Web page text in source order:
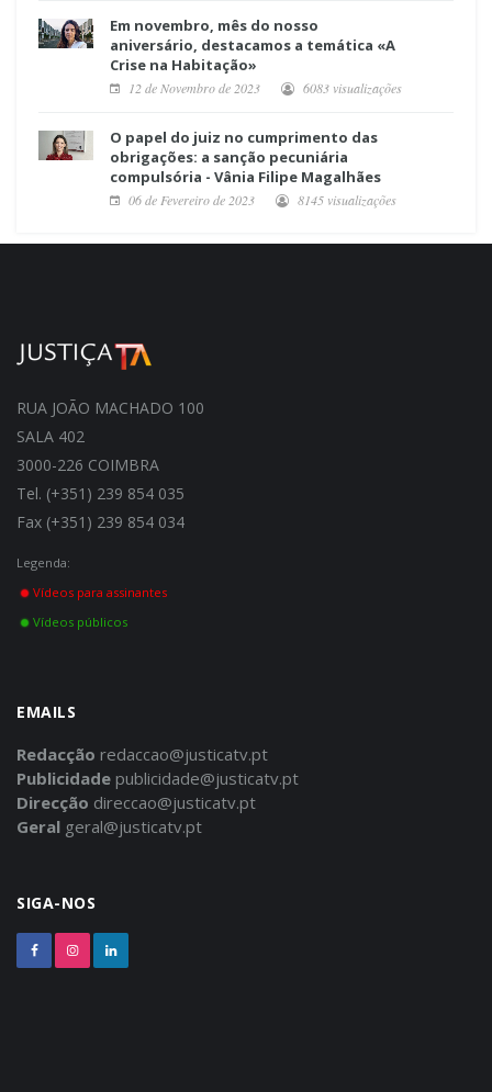
Em novembro, mês do nosso
aniversário, destacamos a temática «A
Crise na Habitação»
12 de Novembro de 2023 6083 visualizações
O papel do juiz no cumprimento das
obrigações: a sanção pecuniária
compulsória - Vânia Filipe Magalhães
06 de Fevereiro de 2023 8145 visualizações
RUA JOÃO MACHADO 100
SALA 402
3000-226 COIMBRA
Tel. (+351) 239 854 035
Fax (+351) 239 854 034
Legenda:
Vídeos para assinantes
Vídeos públicos
EMAILS
Redacção redaccao@justicatv.pt
Publicidade publicidade@justicatv.pt
Direcção direccao@justicatv.pt
Geral geral@justicatv.pt
SIGA-NOS